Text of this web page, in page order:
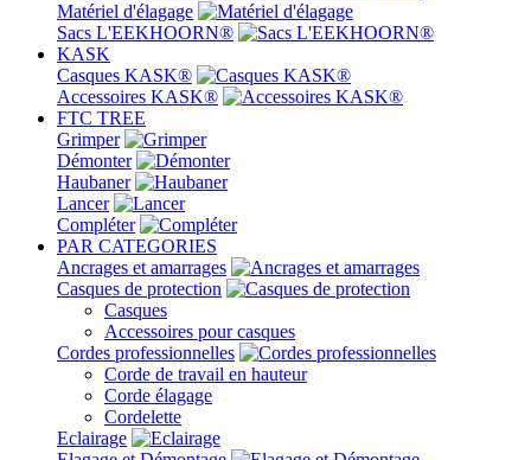
Matériel d'élagage
Sacs L'EEKHOORN®
KASK
Casques KASK®
Accessoires KASK®
FTC TREE
Grimper
Démonter
Haubaner
Lancer
Compléter
PAR CATEGORIES
Ancrages et amarrages
Casques de protection
Casques
Accessoires pour casques
Cordes professionnelles
Corde de travail en hauteur
Corde élagage
Cordelette
Eclairage